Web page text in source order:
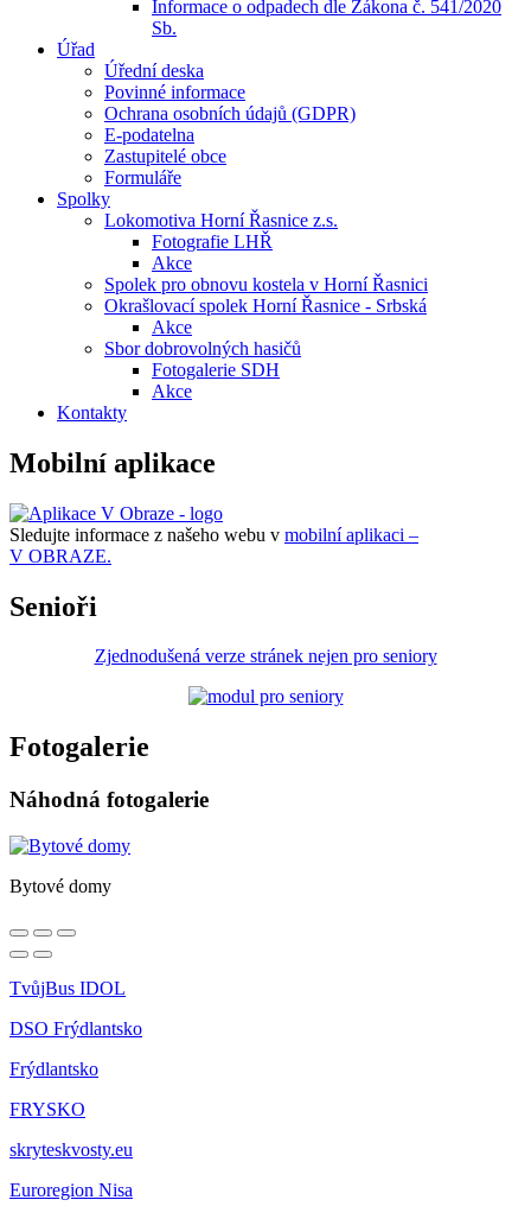
Informace o odpadech dle Zákona č. 541/2020
Sb.
Úřad
Úřední deska
Povinné informace
Ochrana osobních údajů (GDPR)
E-podatelna
Zastupitelé obce
Formuláře
Spolky
Lokomotiva Horní Řasnice z.s.
Fotografie LHŘ
Akce
Spolek pro obnovu kostela v Horní Řasnici
Okrašlovací spolek Horní Řasnice - Srbská
Akce
Sbor dobrovolných hasičů
Fotogalerie SDH
Akce
Kontakty
Mobilní aplikace
Sledujte informace z našeho webu v mobilní aplikaci –
V OBRAZE.
Senioři
Zjednodušená verze stránek nejen pro seniory
Fotogalerie
Náhodná fotogalerie
Bytové domy
TvůjBus IDOL
DSO Frýdlantsko
Frýdlantsko
FRYSKO
skryteskvosty.eu
Euroregion Nisa